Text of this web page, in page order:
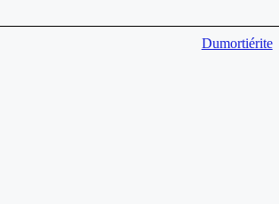
Dumortiérite